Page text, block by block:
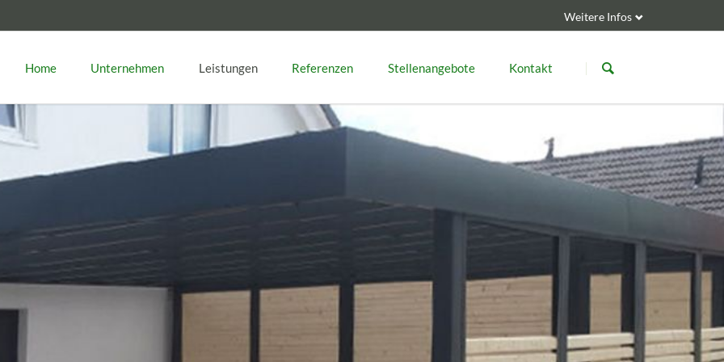
Weitere Infos
überspringen
Home Unternehmen Leistungen
Terrassenüberdachungen
Tore
Referenzen
Hannover Bahnstation Bielefeld
Stellenangebote
Konstruktionsmechaniker
Ausbildung zum Konstruktionsmechaniker
Kontakt